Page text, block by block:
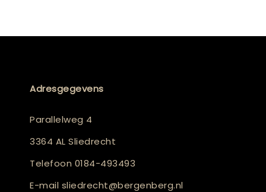
Adresgegevens
Parallelweg 4
3364 AL Sliedrecht
Telefoon 0184-493493
E-mail sliedrecht@bergenberg.nl